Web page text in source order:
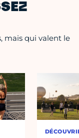
mais qui valent le